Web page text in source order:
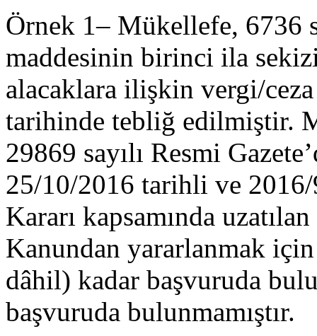
Örnek 1– Mükellefe, 6736
maddesinin birinci ila
alacaklara ilişkin vergi/
tarihinde tebliğ edilmiştir.
29869 sayılı Resmi
25/10/2016 tarihli ve
Kararı kapsamında
Kanundan yararlanmak
dâhil) kadar başvuruda
başvuruda bulunmamıştır.